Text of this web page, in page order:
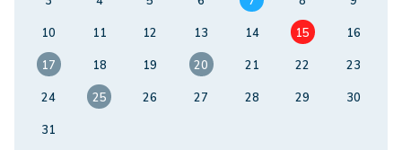
10
11 12 13 14 15
16
17
18 19 20 21 22
23
24
25 26 27 28 29
30
31